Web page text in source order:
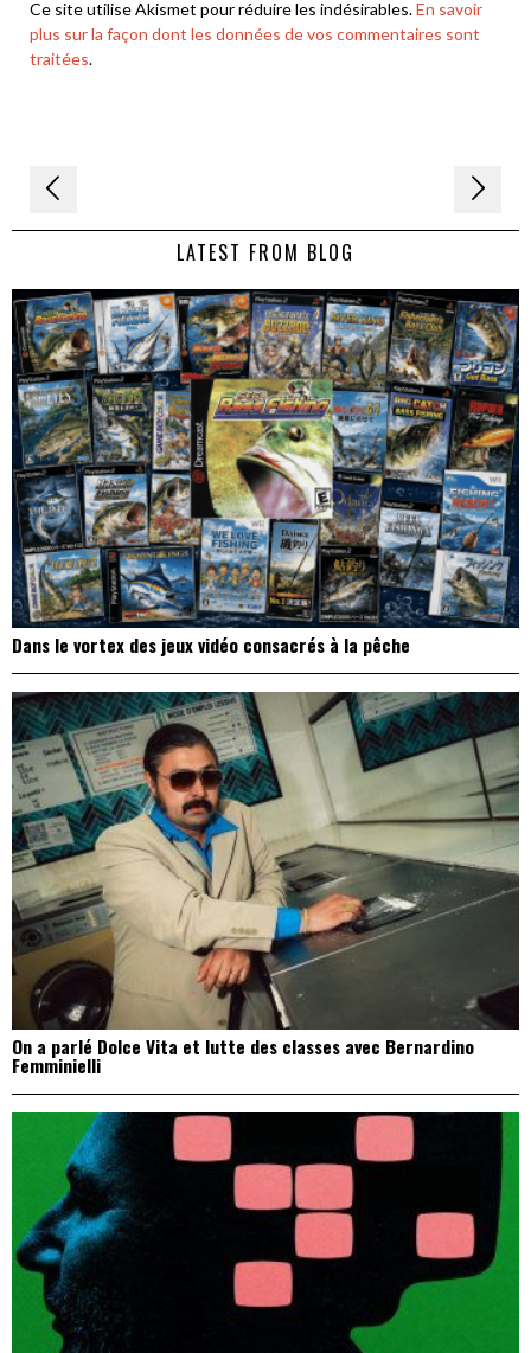
Ce site utilise Akismet pour réduire les indésirables.En savoir
plus sur la façon dont les données de vos commentaires sont
traitées.
Navigation
de LATEST FROM BLOG
Dans le vortex des jeux vidéo consacrés à la pêche
On a parlé Dolce Vita et lutte des classes avec Bernardino
Femminielli